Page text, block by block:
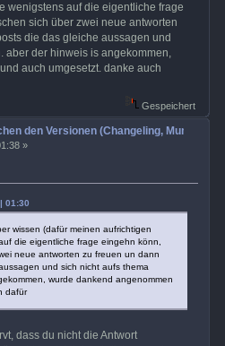
wenigstens auf die eigentliche frage
sich über zwei neue antworten
die das gleiche aussagen und
aber der hinweis is angekommen,
auch umgesetzt. danke auch
Gespeichert
den Versionen (Changeling, Mummy,
»
01:30
wissen (dafür meinen aufrichtigen
die eigentliche frage eingehn könn,
neue antworten zu freuen un dann
und sich nicht aufs thema
wurde dankend angenommen
dafür
dass du nicht die Antwort